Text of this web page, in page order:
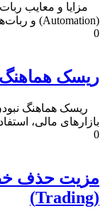
مزایا و معایب
(Automation) و ربات‌ها (Bots) در اکوسیستم شبکه‌های اجتماعی…
0
ریسک هماهنگ
ریسک هماهنگ نبودن
بازارهای مالی،
0
مزیت حذف
(Trading)